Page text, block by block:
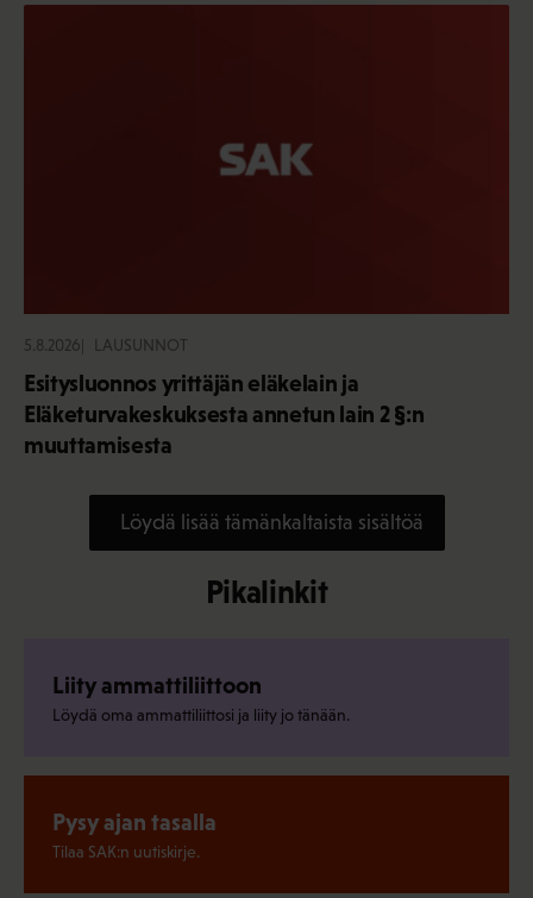
5.8.2026 LAUSUNNOT
Esitysluonnos yrittäjän eläkelain ja
Eläketurvakeskuksesta annetun lain 2 §:n
muuttamisesta
Löydä lisää tämänkaltaista sisältöä
Pikalinkit
Liity ammattiliittoon
Löydä oma ammattiliittosi ja liity jo tänään.
Pysy ajan tasalla
Tilaa SAK:n uutiskirje.